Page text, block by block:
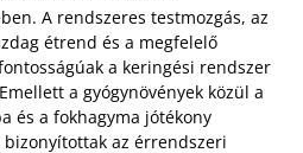
A rendszeres testmozgás, az
étrend és a megfelelő
a keringési rendszer
a gyógynövények közül a
és a fokhagyma jótékony
az érrendszeri